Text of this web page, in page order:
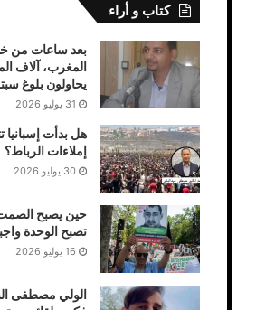
كتاب و أراء
بعد ساعات من
المغرب، آلاف
يحاولون بلوغ
31 يوليو 2026
هل بدأت إسبانيا
إملاءات الرباط؟
30 يوليو 2026
حين يصبح
تصبح الوحدة
16 يوليو 2026
الولي مصطفى